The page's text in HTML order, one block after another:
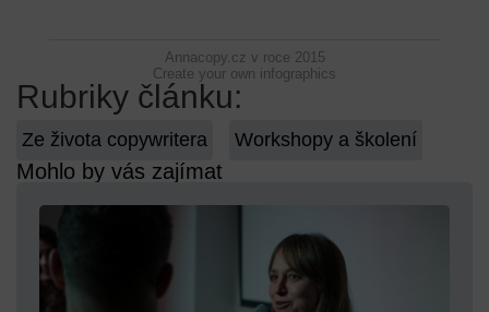
Annacopy.cz v roce 2015
Create your own infographics
Rubriky článku:
Ze života copywritera Workshopy a školení
Mohlo by vás zajímat